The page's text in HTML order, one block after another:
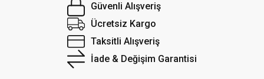
Güvenli Alışveriş
Ücretsiz Kargo
Taksitli Alışveriş
İade & Değişim Garantisi